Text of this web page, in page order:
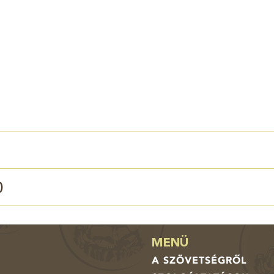
)
MENÜ
A SZÖVETSÉGRŐL